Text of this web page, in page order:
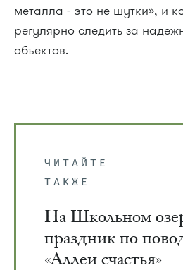
металла - это не шутки», и
регулярно следить за
объектов.
ЧИТАЙТЕ
ТАКЖЕ
На Школьном
праздник по
«Аллеи счастья»